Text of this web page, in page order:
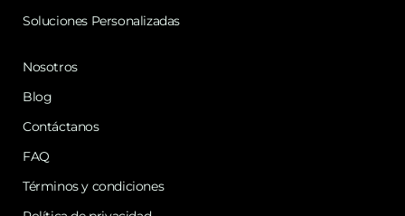
Soluciones Personalizadas
Nosotros
Blog
Contáctanos
FAQ
Términos y condiciones